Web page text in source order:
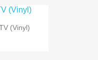
(Vinyl)